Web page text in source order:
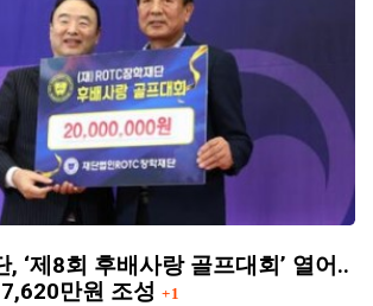
, ‘제8회 후배사랑 골프대회’ 열어..
만원 조성 댓글
1